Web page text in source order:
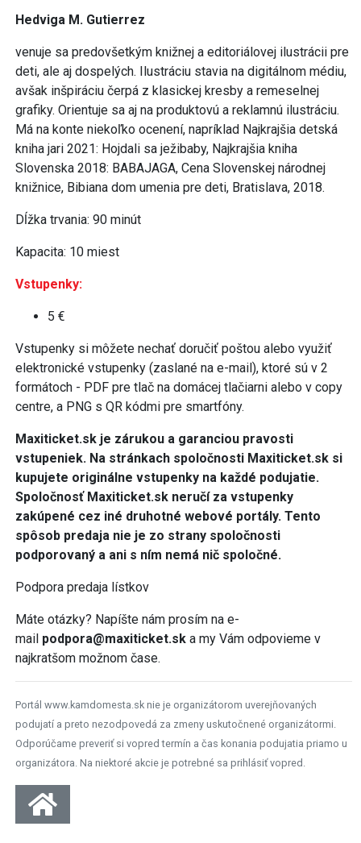
Hedviga M. Gutierrez
venuje sa predovšetkým knižnej a editoriálovej ilustrácii pre
deti, ale aj dospelých. Ilustráciu stavia na digitálnom médiu,
avšak inšpiráciu čerpá z klasickej kresby a remeselnej
grafiky. Orientuje sa aj na produktovú a reklamnú ilustráciu.
Má na konte niekoľko ocenení, napríklad Najkrajšia detská
kniha jari 2021: Hojdali sa ježibaby, Najkrajšia kniha
Slovenska 2018: BABAJAGA, Cena Slovenskej národnej
knižnice, Bibiana dom umenia pre deti, Bratislava, 2018.
Dĺžka trvania: 90 minút
Kapacita: 10 miest
Vstupenky:
5 €
Vstupenky si môžete nechať doručiť poštou alebo využiť
elektronické vstupenky (zaslané na e-mail), ktoré sú v 2
formátoch - PDF pre tlač na domácej tlačiarni alebo v copy
centre, a PNG s QR kódmi pre smartfóny.
Maxiticket.sk je zárukou a garanciou pravosti
vstupeniek. Na stránkach spoločnosti Maxiticket.sk si
kupujete originálne vstupenky na každé podujatie.
Spoločnosť Maxiticket.sk neručí za vstupenky
zakúpené cez iné druhotné webové portály. Tento
spôsob predaja nie je zo strany spoločnosti
podporovaný a ani s ním nemá nič spoločné.
Podpora predaja lístkov
Máte otázky? Napíšte nám prosím na e-
mail podpora@maxiticket.sk a my Vám odpovieme v
najkratšom možnom čase.
Portál www.kamdomesta.sk nie je organizátorom uverejňovaných
podujatí a preto nezodpovedá za zmeny uskutočnené organizátormi.
Odporúčame preveriť si vopred termín a čas konania podujatia priamo u
organizátora. Na niektoré akcie je potrebné sa prihlásiť vopred.